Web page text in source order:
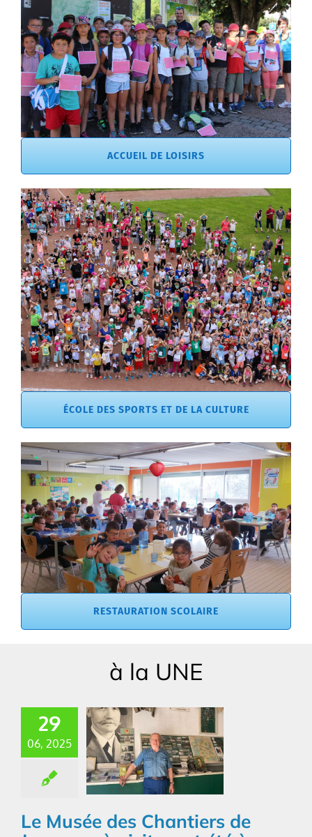
ACCUEIL DE LOISIRS
ÉCOLE DES SPORTS ET DE LA CULTURE
RESTAURATION SCOLAIRE
à la UNE
29
06, 2025
Le Musée des Chantiers de